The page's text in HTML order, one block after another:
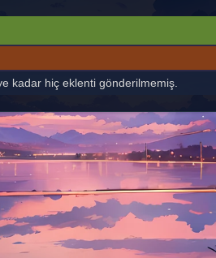
kadar hiç eklenti gönderilmemiş.